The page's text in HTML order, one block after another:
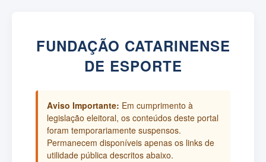
FUNDAÇÃO CATARINENSE
DE ESPORTE
Aviso Importante: Em cumprimento à
legislação eleitoral, os conteúdos deste portal
foram temporariamente suspensos.
Permanecem disponíveis apenas os links de
utilidade pública descritos abaixo.